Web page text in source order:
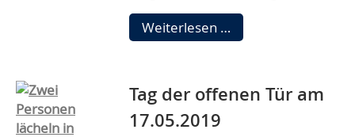
Weiterlesen …
am
Tag der offenen Tür am
17.05.2019